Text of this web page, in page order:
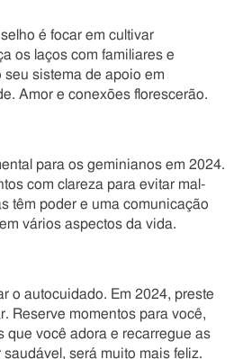
é focar em cultivar
os laços com familiares e
sistema de apoio em
Amor e conexões florescerão.
para os geminianos em 2024.
com clareza para evitar mal-
têm poder e uma comunicação
vários aspectos da vida.
o autocuidado. Em 2024, preste
Reserve momentos para você,
que você adora e recarregue as
será muito mais feliz.